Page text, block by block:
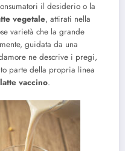
il desiderio o la
vegetale, attirati nella
varietà che la grande
guidata da una
ne descrive i pregi,
parte della propria linea
latte vaccino.